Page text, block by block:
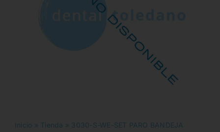
Inicio » Tienda » 3030-S-WE-SET PARO BANDEJA